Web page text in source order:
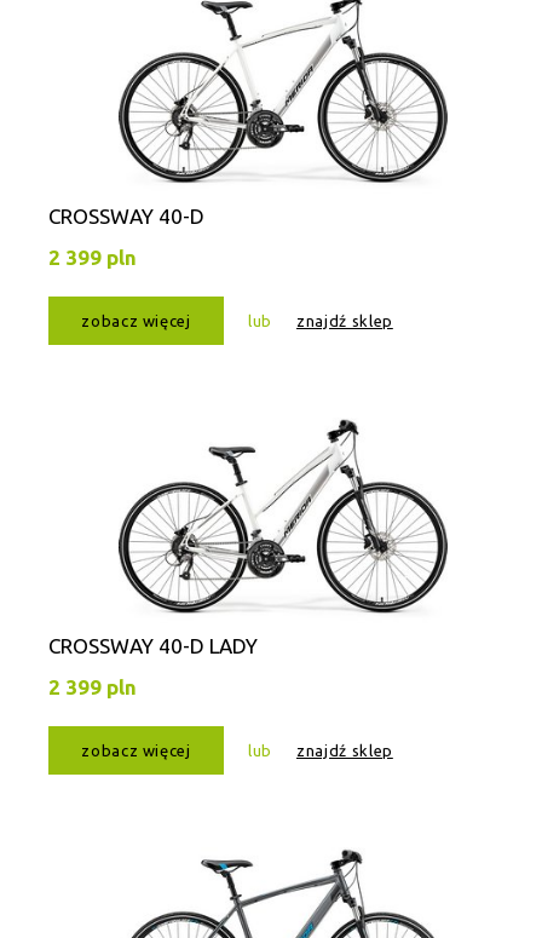
CROSSWAY 40-D
2 399 pln
zobacz więcej lub znajdź sklep
CROSSWAY 40-D LADY
2 399 pln
zobacz więcej lub znajdź sklep